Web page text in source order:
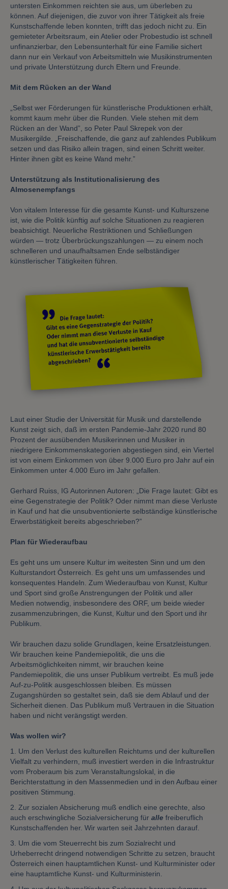
untersten Einkommen reichten sie aus, um überleben zu
können. Auf diejenigen, die zuvor von ihrer Tätigkeit als freie
Kunstschaffende leben konnten, trifft das jedoch nicht zu. Ein
gemieteter Arbeitsraum, ein Atelier oder Probestudio ist schnell
unfinanzierbar, den Lebensunterhalt für eine Familie sichert
dann nur ein Verkauf von Arbeitsmitteln wie Musikinstrumenten
und private Unterstützung durch Eltern und Freunde.
Mit dem Rücken an der Wand
„Selbst wer Förderungen für künstlerische Produktionen erhält,
kommt kaum mehr über die Runden. Viele stehen mit dem
Rücken an der Wand”, so Peter Paul Skrepek von der
Musikergilde. „Freischaffende, die ganz auf zahlendes Publikum
setzen und das Risiko allein tragen, sind einen Schritt weiter.
Hinter ihnen gibt es keine Wand mehr.”
Unterstützung als Institutionalisierung des
Almosenempfangs
Von vitalem Interesse für die gesamte Kunst- und Kulturszene
ist, wie die Politik künftig auf solche Situationen zu reagieren
beabsichtigt. Neuerliche Restriktionen und Schließungen
würden — trotz Überbrückungszahlungen — zu einem noch
schnelleren und unaufhaltsamen Ende selbständiger
künstlerischer Tätigkeiten führen.
Laut einer Studie der Universität für Musik und darstellende
Kunst zeigt sich, daß im ersten Pandemie-Jahr 2020 rund 80
Prozent der ausübenden Musikerinnen und Musiker in
niedrigere Einkommenskategorien abgestiegen sind, ein Viertel
ist von einem Einkommen von über 9.000 Euro pro Jahr auf ein
Einkommen unter 4.000 Euro im Jahr gefallen.
Gerhard Ruiss, IG Autorinnen Autoren: „Die Frage lautet: Gibt es
eine Gegenstrategie der Politik? Oder nimmt man diese Verluste
in Kauf und hat die unsubventionierte selbständige künstlerische
Erwerbstätigkeit bereits abgeschrieben?”
Plan für Wiederaufbau
Es geht uns um unsere Kultur im weitesten Sinn und um den
Kulturstandort Österreich. Es geht uns um umfassendes und
konsequentes Handeln. Zum Wiederaufbau von Kunst, Kultur
und Sport sind große Anstrengungen der Politik und aller
Medien notwendig, insbesondere des ORF, um beide wieder
zusammenzubringen, die Kunst, Kultur und den Sport und ihr
Publikum.
Wir brauchen dazu solide Grundlagen, keine Ersatzleistungen.
Wir brauchen keine Pandemiepolitik, die uns die
Arbeitsmöglichkeiten nimmt, wir brauchen keine
Pandemiepolitik, die uns unser Publikum vertreibt. Es muß jede
Auf-zu-Politik ausgeschlossen bleiben. Es müssen
Zugangshürden so gestaltet sein, daß sie dem Ablauf und der
Sicherheit dienen. Das Publikum muß Vertrauen in die Situation
haben und nicht verängstigt werden.
Was wollen wir?
1. Um den Verlust des kulturellen Reichtums und der kulturellen
Vielfalt zu verhindern, muß investiert werden in die Infrastruktur
vom Proberaum bis zum Veranstaltungslokal, in die
Berichterstattung in den Massenmedien und in den Aufbau einer
positiven Stimmung.
2. Zur sozialen Absicherung muß endlich eine gerechte, also
auch erschwingliche Sozialversicherung für alle freiberuflich
Kunstschaffenden her. Wir warten seit Jahrzehnten darauf.
3. Um die vom Steuerrecht bis zum Sozialrecht und
Urheberrecht dringend notwendigen Schritte zu setzen, braucht
Österreich einen hauptamtlichen Kunst- und Kulturminister oder
eine hauptamtliche Kunst- und Kulturministerin.